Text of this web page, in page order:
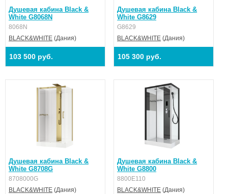
Душевая кабина Black &
White G8068N
8068N
BLACK&WHITE (Дания)
103 500 руб.
Душевая кабина Black &
White G8629
G8629
BLACK&WHITE (Дания)
105 300 руб.
Душевая кабина Black &
White G8708G
8708000G
BLACK&WHITE (Дания)
Душевая кабина Black &
White G8800
8800E110
BLACK&WHITE (Дания)